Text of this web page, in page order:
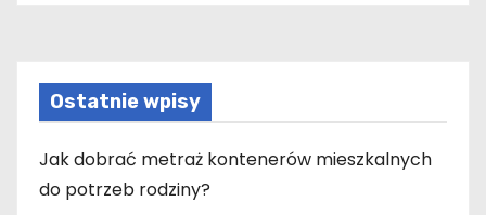
Ostatnie wpisy
Jak dobrać metraż kontenerów mieszkalnych
do potrzeb rodziny?